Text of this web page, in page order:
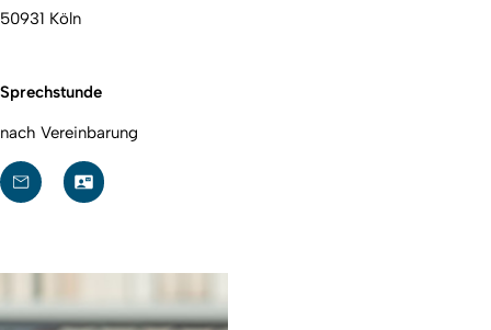
50931 Köln
Sprechstunde
nach Vereinbarung